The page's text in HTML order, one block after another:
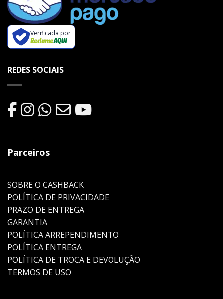
Verificada por
REDES SOCIAIS
Parceiros
SOBRE O CASHBACK
POLÍTICA DE PRIVACIDADE
PRAZO DE ENTREGA
GARANTIA
POLÍTICA ARREPENDIMENTO
POLÍTICA ENTREGA
POLÍTICA DE TROCA E DEVOLUÇÃO
TERMOS DE USO